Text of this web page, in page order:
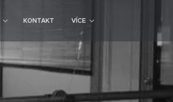
KONTAKT VÍCE